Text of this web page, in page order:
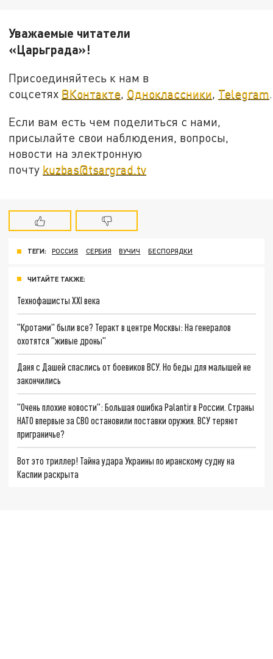
Уважаемые читатели
«Царьграда»!
Присоединяйтесь к нам в
соцсетях ВКонтакте, Одноклассники, Telegram.
Если вам есть чем поделиться с нами,
присылайте свои наблюдения, вопросы,
новости на электронную
почту kuzbas@tsargrad.tv
ТЕГИ: РОССИЯ СЕРБИЯ ВУЧИЧ БЕСПОРЯДКИ
ЧИТАЙТЕ ТАКЖЕ:
Технофашисты XXI века
"Кротами" были все? Теракт в центре Москвы: На генералов
охотятся "живые дроны"
Даня с Дашей спаслись от боевиков ВСУ. Но беды для малышей не
закончились
"Очень плохие новости": Большая ошибка Palantir в России. Страны
НАТО впервые за СВО остановили поставки оружия. ВСУ теряют
приграничье?
Вот это триллер! Тайна удара Украины по иранскому судну на
Каспии раскрыта